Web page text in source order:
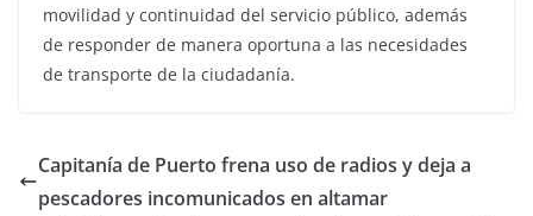
movilidad y continuidad del servicio público, además
de responder de manera oportuna a las necesidades
de transporte de la ciudadanía.
Capitanía de Puerto frena uso de radios y deja a
pescadores incomunicados en altamar